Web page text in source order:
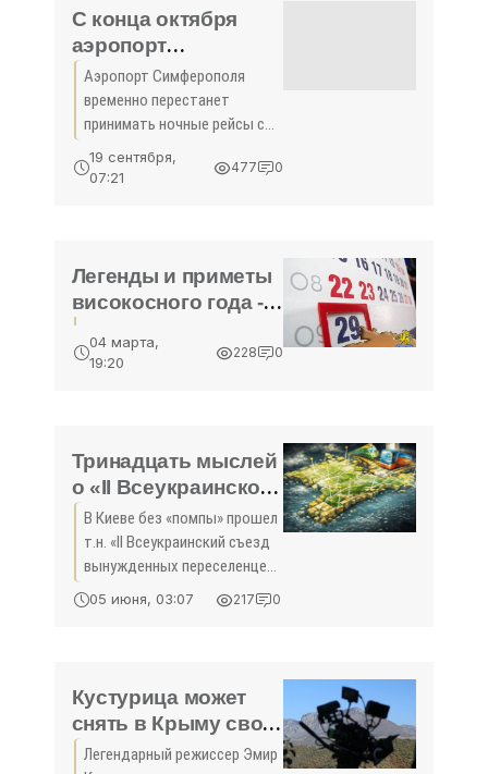
С конца октября
аэропорт
Симферополя
перестанет
принимать ночные
рейсы -
«Симферополь»
Аэропорт Симферополя
временно перестанет
принимать ночные рейсы с
26 октября 2015 года из-за
ремонтных работ. Об этом
Евгения
19 сентября,
07:21
477 0
Легенды и приметы
високосного года -
«Жизнь»
04 марта,
19:20
228 0
Тринадцать мыслей
о «ІІ Всеукраинском
съезде
вынужденных
переселенцев из
Крыма» - «Политика
В Киеве без «помпы» прошел
т.н. «ІІ Всеукраинский съезд
вынужденных переселенцев
из Крыма». На него
собралось около 50-60
раза больше), которые в
05 июня, 03:07 217 0
Кустурица может
снять в Крыму свой
следующий фильм -
Легендарный режиссер Эмир